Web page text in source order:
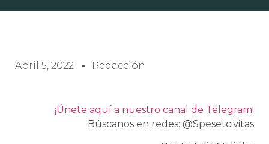
Abril 5, 2022 Redacción
¡Únete aquí a nuestro canal de Telegram!
Búscanos en redes: @Spesetcivitas